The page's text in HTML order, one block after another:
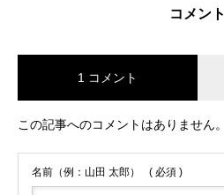
コメント
1 コメント
この記事へのコメントはありません。
名前（例：山田 太郎） ( 必須 )